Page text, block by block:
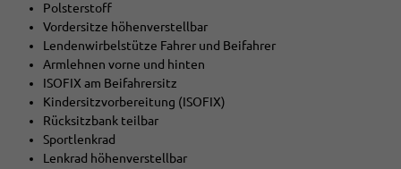
Polsterstoff
Vordersitze höhenverstellbar
Lendenwirbelstütze Fahrer und Beifahrer
Armlehnen vorne und hinten
ISOFIX am Beifahrersitz
Kindersitzvorbereitung (ISOFIX)
Rücksitzbank teilbar
Sportlenkrad
Lenkrad höhenverstellbar